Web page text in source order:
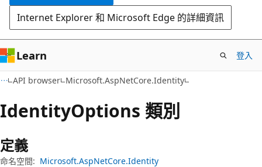
覽Internet Explorer 和 Microsoft Edge 的詳細資訊
Learn 登入
API browser Microsoft.AspNetCore.Identity
IdentityOptions 類別
定義
命名空間: Microsoft.AspNetCore.Identity